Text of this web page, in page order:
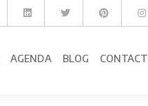
AGENDA BLOG CONTACT